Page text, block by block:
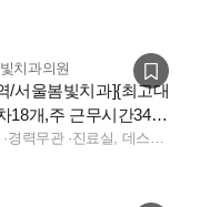
치과의원
/서울봄빛치과]{최고대
18개,주 근무시간34시
·경력무관·